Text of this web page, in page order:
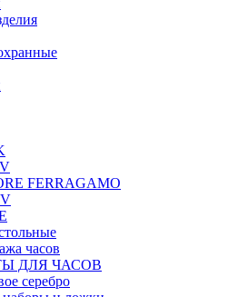
FERRAGAMO
часов
ДЛЯ ЧАСОВ
серебро